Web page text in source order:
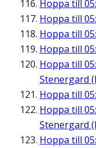
Hoppa till
Hoppa till
Hoppa till
Hoppa till
Hoppa till
Stenergard
Hoppa till
Hoppa till
Stenergard
Hoppa till